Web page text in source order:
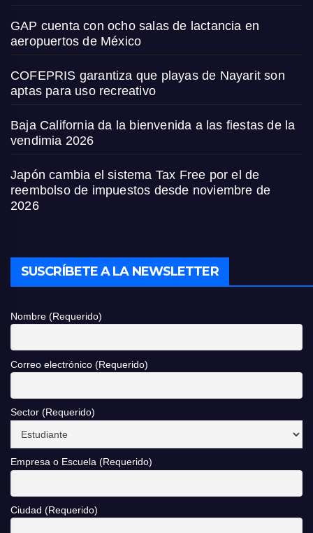
GAP cuenta con ocho salas de lactancia en
aeropuertos de México
COFEPRIS garantiza que playas de Nayarit son
aptas para uso recreativo
Baja California da la bienvenida a las fiestas de la
vendimia 2026
Japón cambia el sistema Tax Free por el de
reembolso de impuestos desde noviembre de
2026
SUSCRÍBETE A LA NEWSLETTER
Nombre (Requerido)
Correo electrónico (Requerido)
Sector (Requerido)
Empresa o Escuela (Requerido)
Ciudad (Requerido)